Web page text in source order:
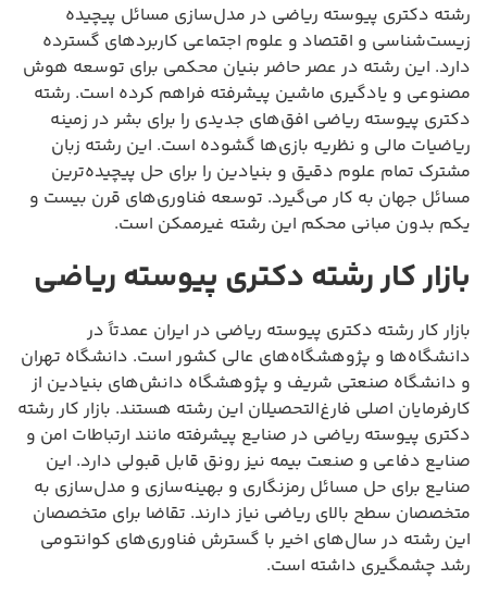
رشته دکتری پیوسته ریاضی در مدل‌سازی مسائل پیچیده
زیست‌شناسی و اقتصاد و علوم اجتماعی کاربردهای گسترده
دارد. این رشته در عصر حاضر بنیان محکمی برای توسعه هوش
مصنوعی و یادگیری ماشین پیشرفته فراهم کرده است. رشته
دکتری پیوسته ریاضی افق‌های جدیدی را برای بشر در زمینه
ریاضیات مالی و نظریه بازی‌ها گشوده است. این رشته زبان
مشترک تمام علوم دقیق و بنیادین را برای حل پیچیده‌ترین
مسائل جهان به کار می‌گیرد. توسعه فناوری‌های قرن بیست و
یکم بدون مبانی محکم این رشته غیرممکن است.
بازار کار رشته دکتری پیوسته ریاضی
بازار کار رشته دکتری پیوسته ریاضی در ایران عمدتاً در
دانشگاه‌ها و پژوهشگاه‌های عالی کشور است. دانشگاه تهران
و دانشگاه صنعتی شریف و پژوهشگاه دانش‌های بنیادین از
کارفرمایان اصلی فارغ‌التحصیلان این رشته هستند. بازار کار رشته
دکتری پیوسته ریاضی در صنایع پیشرفته مانند ارتباطات امن و
صنایع دفاعی و صنعت بیمه نیز رونق قابل قبولی دارد. این
صنایع برای حل مسائل رمزنگاری و بهینه‌سازی و مدل‌سازی به
متخصصان سطح بالای ریاضی نیاز دارند. تقاضا برای متخصصان
این رشته در سال‌های اخیر با گسترش فناوری‌های کوانتومی
رشد چشمگیری داشته است.